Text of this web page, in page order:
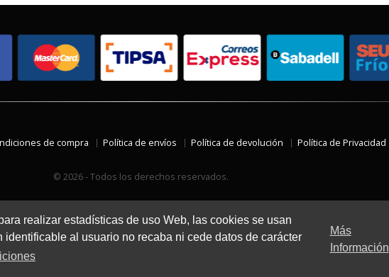
realizar estadísticas de uso Web, las cookies se usan
al usuario no recaba ni cede datos de carácter
Más
Información
de compra Política de envíos Política de devolución Política de Privacidad
© 2026 - Todos los derechos reservados.